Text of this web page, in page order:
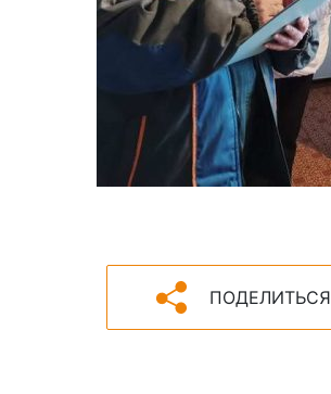
ПОДЕЛИТЬСЯ